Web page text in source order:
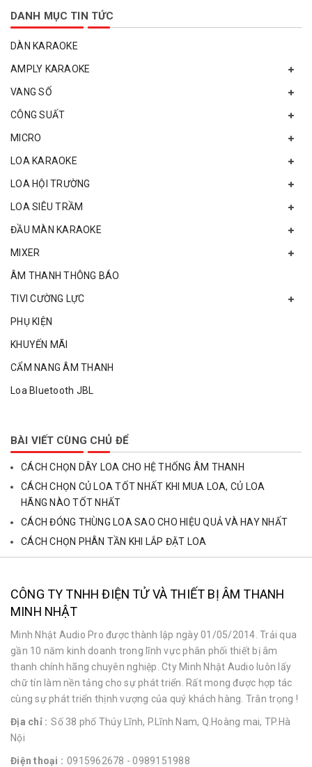
DANH MỤC TIN TỨC
DÀN KARAOKE
AMPLY KARAOKE
VANG SỐ
CÔNG SUẤT
MICRO
LOA KARAOKE
LOA HỘI TRƯỜNG
LOA SIÊU TRẦM
ĐẦU MÀN KARAOKE
MIXER
ÂM THANH THÔNG BÁO
TIVI CƯỜNG LỰC
PHỤ KIỆN
KHUYẾN MÃI
CẨM NANG ÂM THANH
Loa Bluetooth JBL
BÀI VIẾT CÙNG CHỦ ĐỂ
CÁCH CHỌN DÂY LOA CHO HỆ THỐNG ÂM THANH
CÁCH CHỌN CỦ LOA TỐT NHẤT KHI MUA LOA, CỦ LOA
HÃNG NÀO TỐT NHẤT
CÁCH ĐÓNG THÙNG LOA SAO CHO HIỆU QUẢ VÀ HAY NHẤT
CÁCH CHỌN PHÂN TẦN KHI LẮP ĐẶT LOA
CÔNG TY TNHH ĐIỆN TỬ VÀ THIẾT BỊ ÂM THANH
MINH NHẬT
Minh Nhật Audio Pro được thành lập ngày 01/05/2014. Trải qua
gần 10 năm kinh doanh trong lĩnh vực phân phối thiết bị âm
thanh chính hãng chuyên nghiệp. Cty Minh Nhật Audio luôn lấy
chữ tín làm nền tảng cho sự phát triển. Rất mong được hợp tác
cùng sự phát triển thịnh vượng của quý khách hàng. Trân trọng !
Địa chỉ : Số 38 phố Thúy Lĩnh, P.Lĩnh Nam, Q.Hoàng mai, TP.Hà
Nội
Điện thoại : 0915962678 - 0989151988